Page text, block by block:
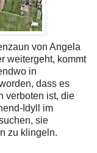
von Angela
weitergeht, kommt
in
dass es
verboten ist, die
Idyll im
sie
zu klingeln.